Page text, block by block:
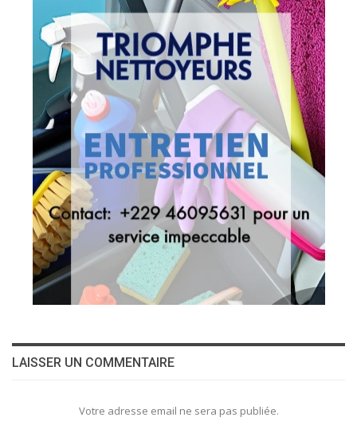
LAISSER UN COMMENTAIRE
Votre adresse email ne sera pas publiée.